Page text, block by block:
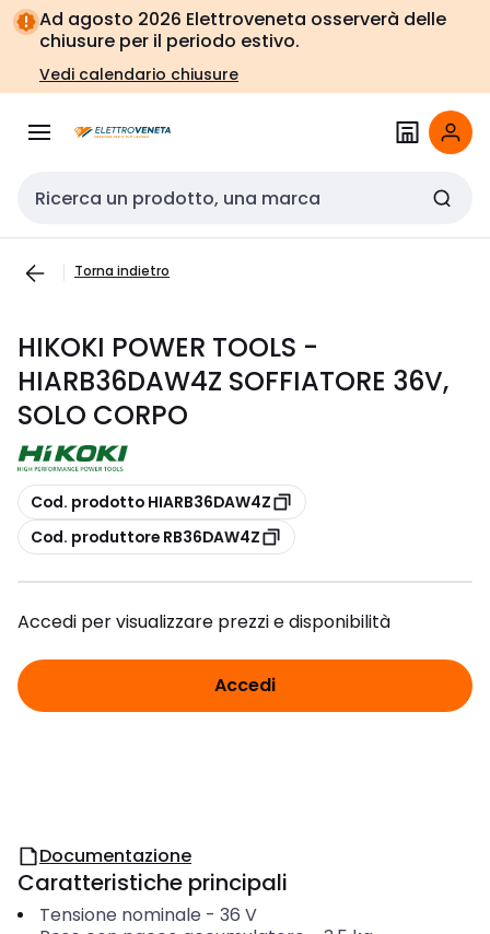
Vai alla
navigazione
Vai
alla
pagina
Ad agosto 2026 Elettroveneta osserverà delle
chiusure per il periodo estivo.
Vedi calendario chiusure
Cerca input
Torna indietro
HIKOKI POWER TOOLS -
HIARB36DAW4Z SOFFIATORE 36V,
SOLO CORPO
copia
Cod. prodotto HIARB36DAW4Z
copia
Cod. produttore RB36DAW4Z
Accedi per visualizzare prezzi e disponibilità
Accedi
Documentazione
Caratteristiche principali
Tensione nominale - 36 V